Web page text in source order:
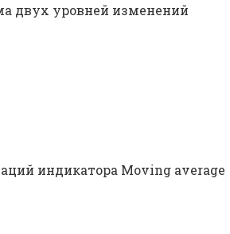
двух уровней изменений
индикатора Moving average